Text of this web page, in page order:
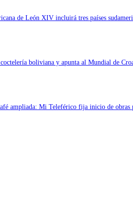
de León XIV incluirá tres países
boliviana y apunta al Mundial de
ampliada: Mi Teleférico fija inicio de obras